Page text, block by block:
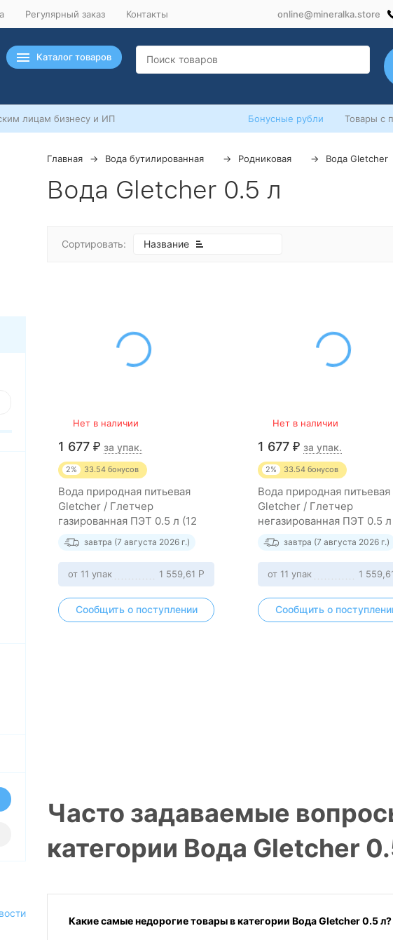
Регулярный заказ Контакты online@mineralka.store
Каталог товаров
лицам бизнесу и ИП Бонусные рубли Товары с
Главная Вода бутилированная Родниковая Вода Gletcher
Вода Gletcher 0.5 л
Сортировать: Название
Нет в наличии
1 677 ₽ за упак.
2% 33.54 бонусов
Вода природная питьевая
Gletcher / Глетчер
газированная ПЭТ 0.5 л (12
штук) завтра (7 августа 2026 г.)
от 11 упак 1 559,61 Р
Сообщить о поступлении
Нет в наличии
1 677 ₽ за упак.
2% 33.54 бонусов
Вода природная питьевая
Gletcher / Глетчер
негазированная ПЭТ 0.5 л
штук) завтра (7 августа 2026 г.)
от 11 упак 1
Сообщить о
Часто задаваемые
категории Вода Gletcher
Какие самые недорогие товары в категории Вода Gletcher 0.5 л?